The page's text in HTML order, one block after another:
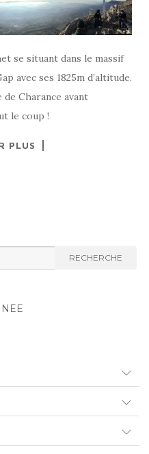
se situant dans le massif
avec ses 1825m d’altitude.
Charance avant
le coup !
PLUS
RECHERCHE